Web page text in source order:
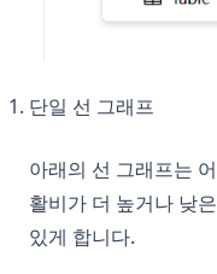
단일 선 그래프
아래의 선 그래프는
활비가 더 높거나 낮
있게 합니다.